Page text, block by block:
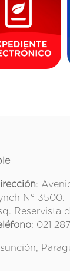
:
N° 3500.
Reservista
: 021